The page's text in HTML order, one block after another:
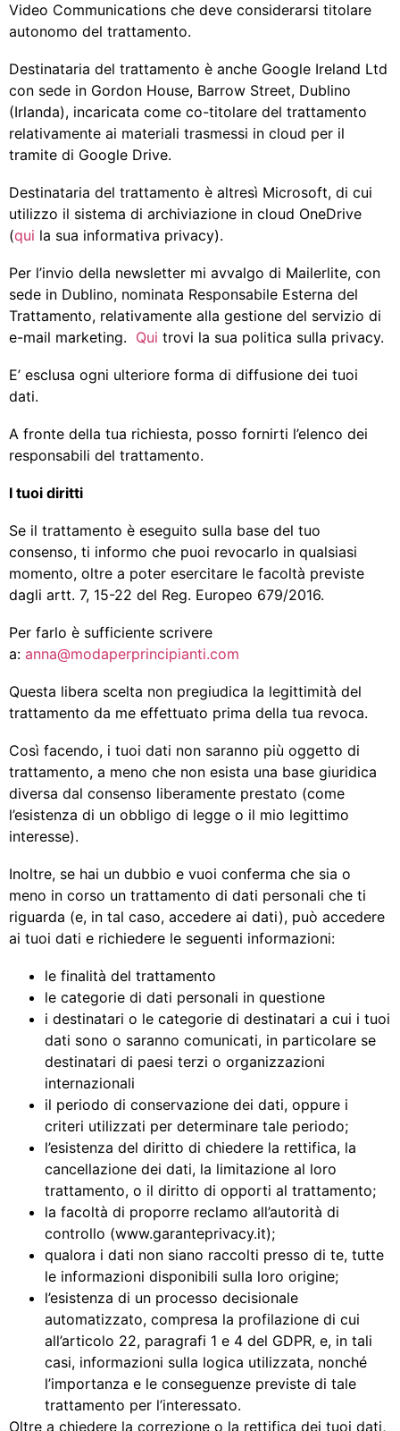
Video Communications che deve considerarsi titolare
autonomo del trattamento.
Destinataria del trattamento è anche Google Ireland Ltd
con sede in Gordon House, Barrow Street, Dublino
(Irlanda), incaricata come co-titolare del trattamento
relativamente ai materiali trasmessi in cloud per il
tramite di Google Drive.
Destinataria del trattamento è altresì Microsoft, di cui
utilizzo il sistema di archiviazione in cloud OneDrive
(qui la sua informativa privacy).
Per l’invio della newsletter mi avvalgo di Mailerlite, con
sede in Dublino, nominata Responsabile Esterna del
Trattamento, relativamente alla gestione del servizio di
e-mail marketing. Qui trovi la sua politica sulla privacy.
E’ esclusa ogni ulteriore forma di diffusione dei tuoi
dati.
A fronte della tua richiesta, posso fornirti l’elenco dei
responsabili del trattamento.
I tuoi diritti
Se il trattamento è eseguito sulla base del tuo
consenso, ti informo che puoi revocarlo in qualsiasi
momento, oltre a poter esercitare le facoltà previste
dagli artt. 7, 15-22 del Reg. Europeo 679/2016.
Per farlo è sufficiente scrivere
a: anna@modaperprincipianti.com
Questa libera scelta non pregiudica la legittimità del
trattamento da me effettuato prima della tua revoca.
Così facendo, i tuoi dati non saranno più oggetto di
trattamento, a meno che non esista una base giuridica
diversa dal consenso liberamente prestato (come
l’esistenza di un obbligo di legge o il mio legittimo
interesse).
Inoltre, se hai un dubbio e vuoi conferma che sia o
meno in corso un trattamento di dati personali che ti
riguarda (e, in tal caso, accedere ai dati), può accedere
ai tuoi dati e richiedere le seguenti informazioni:
le finalità del trattamento
le categorie di dati personali in questione
i destinatari o le categorie di destinatari a cui i tuoi
dati sono o saranno comunicati, in particolare se
destinatari di paesi terzi o organizzazioni
internazionali
il periodo di conservazione dei dati, oppure i
criteri utilizzati per determinare tale periodo;
l’esistenza del diritto di chiedere la rettifica, la
cancellazione dei dati, la limitazione al loro
trattamento, o il diritto di opporti al trattamento;
la facoltà di proporre reclamo all’autorità di
controllo (www.garanteprivacy.it);
qualora i dati non siano raccolti presso di te, tutte
le informazioni disponibili sulla loro origine;
l’esistenza di un processo decisionale
automatizzato, compresa la profilazione di cui
all’articolo 22, paragrafi 1 e 4 del GDPR, e, in tali
casi, informazioni sulla logica utilizzata, nonché
l’importanza e le conseguenze previste di tale
trattamento per l’interessato.
Oltre a chiedere la correzione o la rettifica dei tuoi dati,